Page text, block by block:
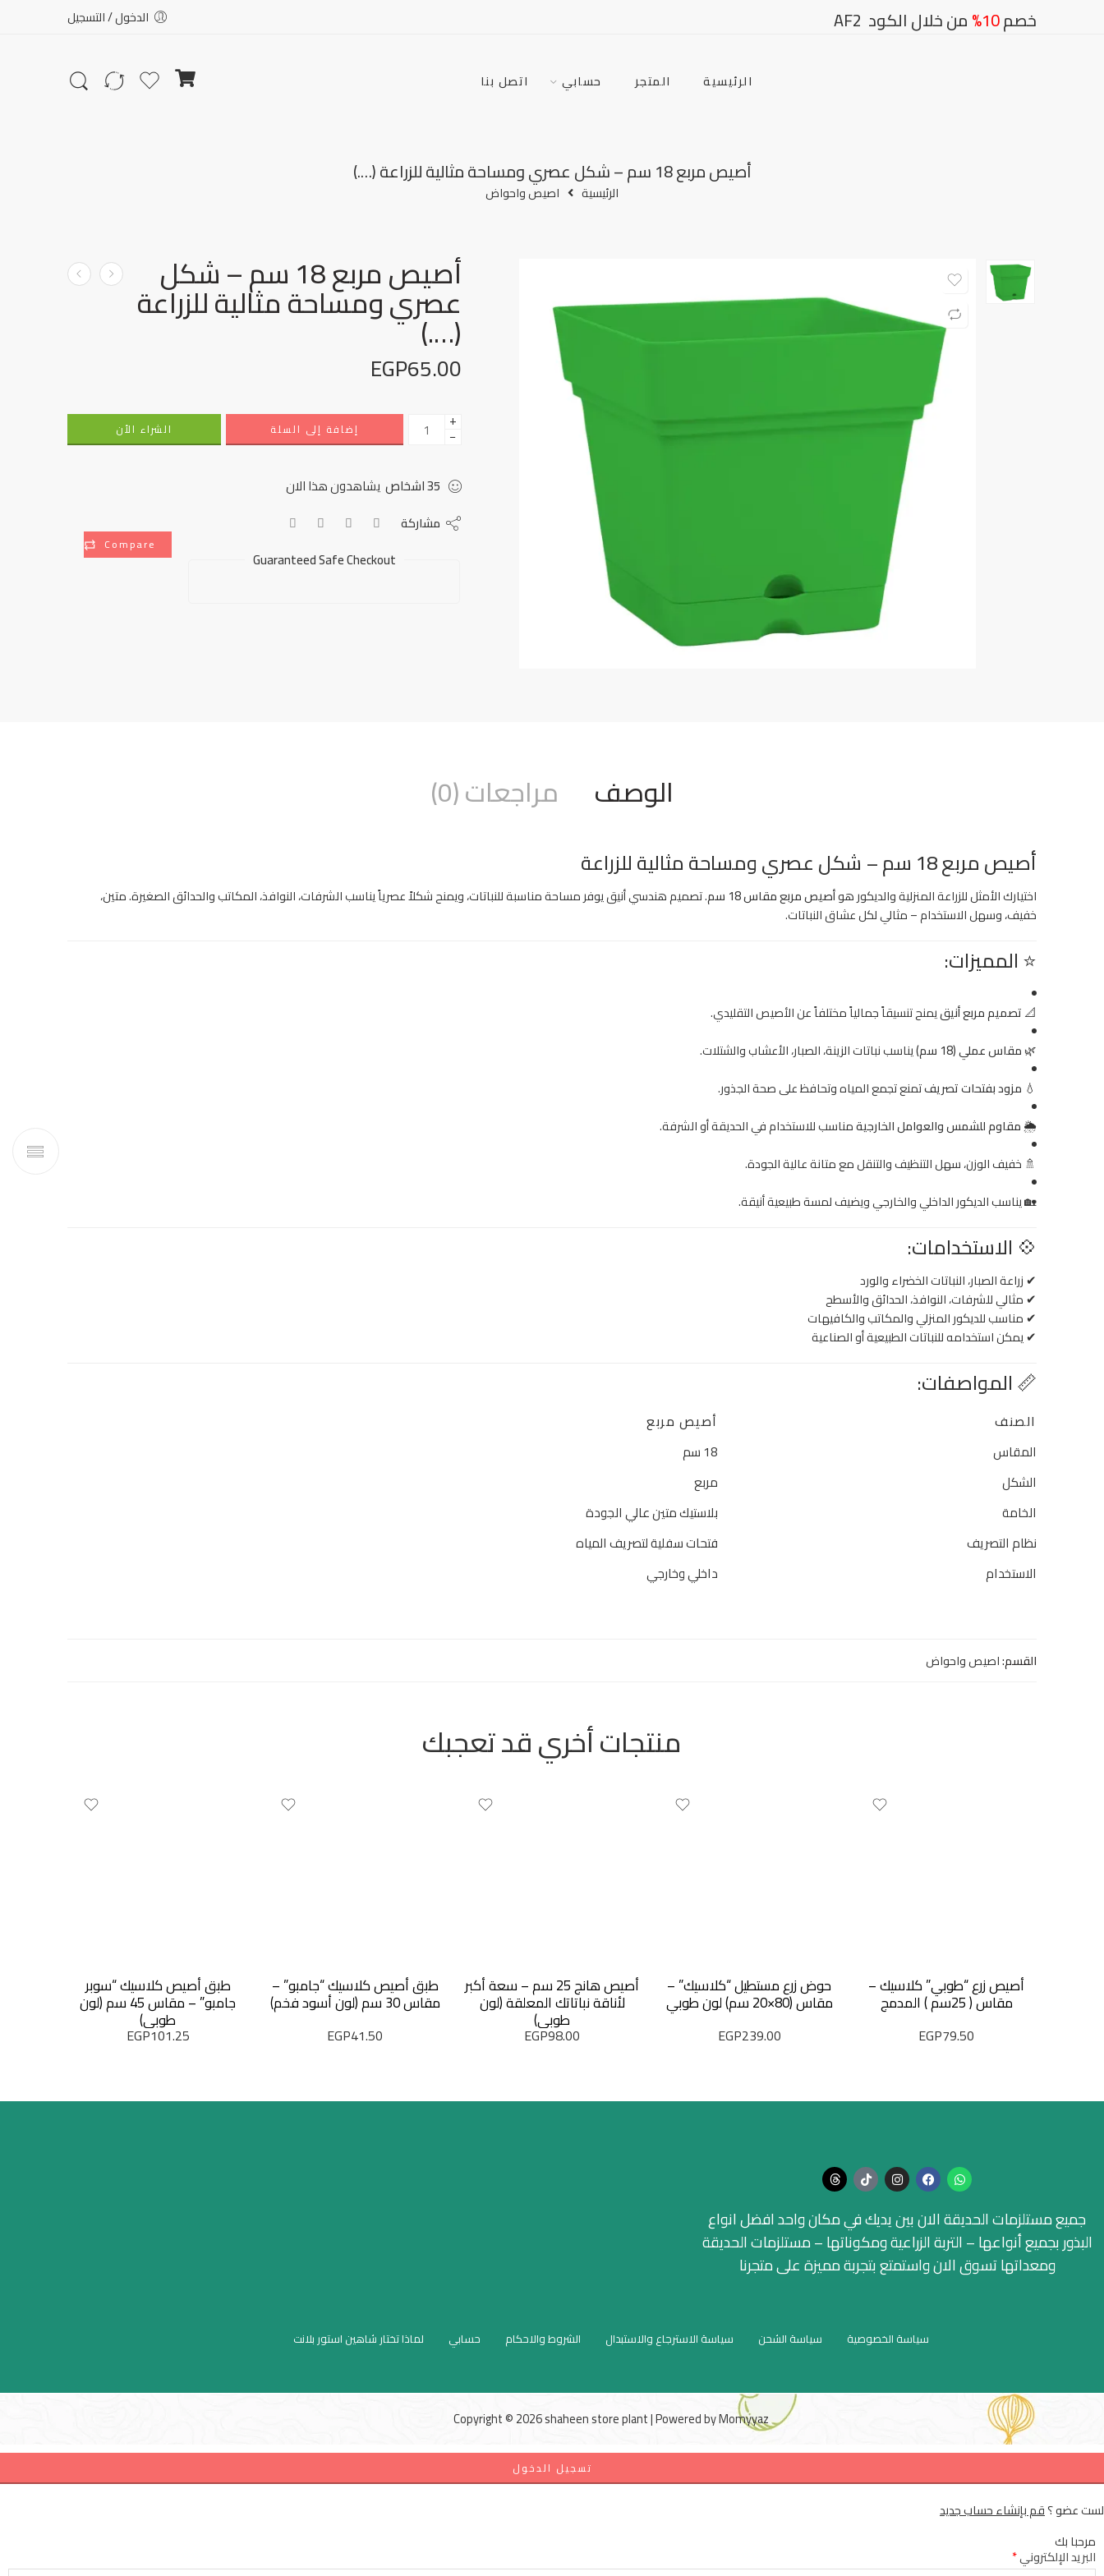
خصم10% من خلال الكود AF2 الدخول / التسجيل
الرئيسية المتجر حسابي اتصل بنا
أصيص مربع 18 سم – شكل عصري ومساحة مثالية للزراعة (….)
الرئيسية اصيص واحواض
أصيص مربع 18 سم – شكل
عصري ومساحة مثالية للزراعة
(….)
EGP65.00
+
− إضافة إلى السلة الشراء الأن
35اشخاص يشاهدون هذا الان
Compare
مشاركة
Guaranteed Safe Checkout
الوصف مراجعات (0)
أصيص مربع 18 سم – شكل عصري ومساحة مثالية للزراعة
اختيارك الأمثل للزراعة المنزلية والديكور هوأصيص مربع مقاس 18 سم
. تصميم هندسي أنيق يوفر مساحة مناسبة للنباتات، ويمنح شكلاً عصرياً يناسب الشرفات، النوافذ، المكاتب والحدائق الصغيرة. متين،
خفيف، وسهل الاستخدام – مثالي لكل عشاق النباتات.
⭐ المميزات:
📐تصميم مربع أنيقيمنح تنسيقاً جمالياً مختلفاً عن الأصيص التقليدي.
🌿مقاس عملي (18 سم)
يناسب نباتات الزينة، الصبار، الأعشاب والشتلات.
💧 مزود بفتحات تصريفتمنع تجمع المياه وتحافظ على صحة الجذور.
🌦مقاوم للشمس والعوامل الخارجيةمناسب للاستخدام في الحديقة أو الشرفة.
🚿 خفيف الوزن، سهل التنظيف والتنقل مع متانة عالية الجودة.
🏡 يناسب الديكور الداخلي والخارجي ويضيف لمسة طبيعية أنيقة.
💠 الاستخدامات:
✔ زراعة الصبار، النباتات الخضراء والورد
✔ مثالي للشرفات، النوافذ، الحدائق والأسطح
✔ مناسب للديكور المنزلي والمكاتب والكافيهات
✔ يمكن استخدامه للنباتات الطبيعية أو الصناعية
📏 المواصفات:
الصنف
أصيص مربع
المقاس
18 سم
الشكل
مربع
الخامة
بلاستيك متين عالي الجودة
نظام التصريف
فتحات سفلية لتصريف المياه
الاستخدام
داخلي وخارجي
القسم:اصيص واحواض
منتجات أخري قد تعجبك
أصيص زرع “طوبي” كلاسيك –
مقاس ( 25سم ) المدمج
EGP79.50
حوض زرع مستطيل “كلاسيك” –
مقاس (80×20 سم) لون طوبي
EGP239.00
أصيص هانج 25 سم – سعة أكبر
لأناقة نباتاتك المعلقة (لون
طوبي)
EGP98.00
طبق أصيص كلاسيك “جامبو” –
مقاس 30 سم (لون أسود فخم)
EGP41.50
طبق أصيص كلاسيك “سوبر
جامبو” – مقاس 45 سم (لون
طوبي)
EGP101.25
جميع مستلزمات الحديقة الان بين يديك في مكان واحد افضل انواع
البذور بجميع أنواعها – التربة الزراعية ومكوناتها – مستلزمات الحديقة
ومعداتها تسوق الان واستمتع بتجربة مميزة على متجرنا
سياسة الخصوصية سياسة الشحن سياسة الاسترجاع والاستبدال الشروط والاحكام حسابي لماذا تختار شاهين استور بلانت
Copyright © 2026 shaheen store plant | Powered byMomyyaz
تسجيل الدخول
لست عضو ؟قم بإنشاء حساب جديد
مرحبا بك
البريد الإلكتروني*